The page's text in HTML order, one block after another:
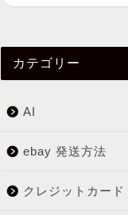
カテゴリー
AI
ebay 発送方法
クレジットカード